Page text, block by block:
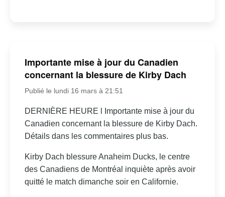
Importante mise à jour du Canadien
concernant la blessure de Kirby Dach
Publié le lundi 16 mars à 21:51
DERNIÈRE HEURE l Importante mise à jour du
Canadien concernant la blessure de Kirby Dach.
Détails dans les commentaires plus bas.
Kirby Dach blessure Anaheim Ducks, le centre
des Canadiens de Montréal inquiète après avoir
quitté le match dimanche soir en Californie.